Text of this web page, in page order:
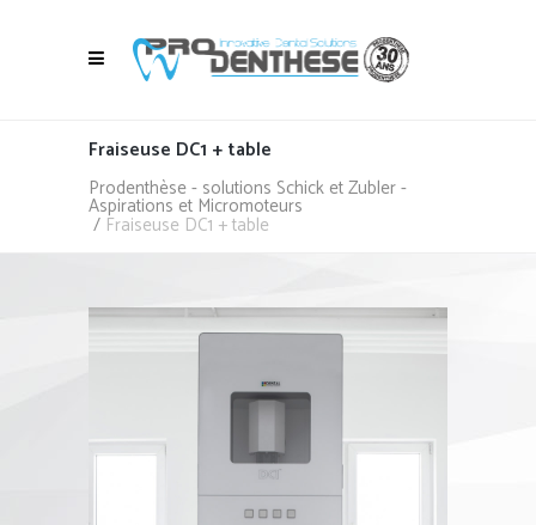
Fraiseuse DC1 + table
Prodenthèse - solutions Schick et Zubler -
Aspirations et Micromoteurs
/ Fraiseuse DC1 + table